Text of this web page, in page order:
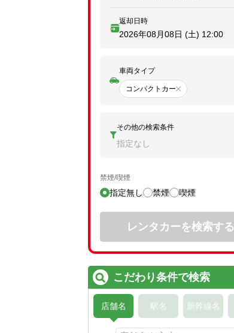
返却日時
2026年08月08日 (土) 12:00
車両タイプ
コンパクトカー
その他の検索条件
指定なし
禁煙/喫煙
指定無し 禁煙 喫煙
レンタカーを検索する
こだわり条件で検索
店舗名 駅名 新幹線名